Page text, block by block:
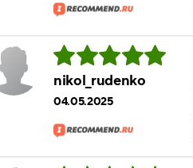
nikol_rudenko
04.05.2025